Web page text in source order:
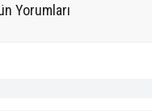
Yorumları